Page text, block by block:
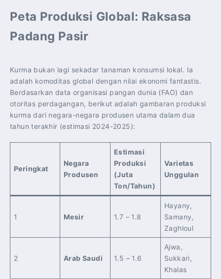
Peta Produksi Global: Raksasa
Padang Pasir
Kurma bukan lagi sekadar tanaman konsumsi lokal. Ia
adalah komoditas global dengan nilai ekonomi fantastis.
Berdasarkan data organisasi pangan dunia (FAO) dan
otoritas perdagangan, berikut adalah gambaran produksi
kurma dari negara-negara produsen utama dalam dua
tahun terakhir (estimasi 2024-2025):
Peringkat
Negara
Produsen
Estimasi
Produksi
(Juta
Ton/Tahun)
Varietas
Unggulan
1 Mesir 1.7 – 1.8
Hayany,
Samany,
Zaghloul
2 Arab Saudi 1.5 – 1.6
Ajwa,
Sukkari,
Khalas